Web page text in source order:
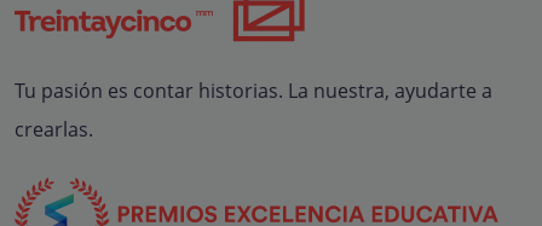
Tu pasión es contar historias. La nuestra, ayudarte a
crearlas.